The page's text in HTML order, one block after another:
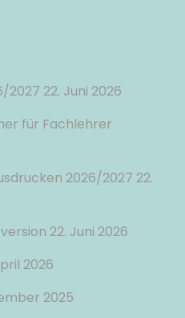
2027 22. Juni 2026
für Fachlehrer
2026/2027 22.
22. Juni 2026
2026
2025